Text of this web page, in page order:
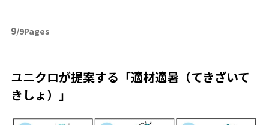
9/9Pages
ユニクロが提案する「適材適暑（てきざいて
きしょ）」